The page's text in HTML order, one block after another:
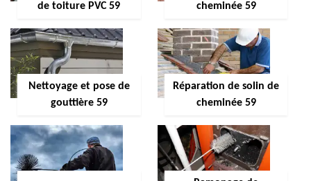
de toiture PVC 59
cheminée 59
Nettoyage et pose de
gouttière 59
Réparation de solin de
cheminée 59